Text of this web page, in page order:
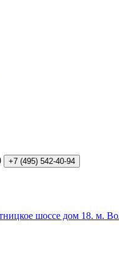
+7 (495) 542-40-94
шоссе дом 18. м.